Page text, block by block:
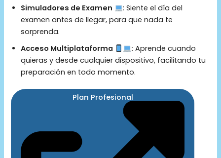
Simuladores de Examen
: Siente el día del
examen antes de llegar, para que nada te
sorprenda.
Acceso Multiplataforma
: Aprende cuando
quieras y desde cualquier dispositivo, facilitando tu
preparación en todo momento.
Plan Profesional